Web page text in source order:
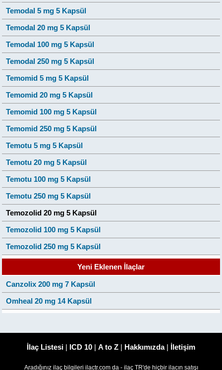
Temodal 5 mg 5 Kapsül
Temodal 20 mg 5 Kapsül
Temodal 100 mg 5 Kapsül
Temodal 250 mg 5 Kapsül
Temomid 5 mg 5 Kapsül
Temomid 20 mg 5 Kapsül
Temomid 100 mg 5 Kapsül
Temomid 250 mg 5 Kapsül
Temotu 5 mg 5 Kapsül
Temotu 20 mg 5 Kapsül
Temotu 100 mg 5 Kapsül
Temotu 250 mg 5 Kapsül
Temozolid 20 mg 5 Kapsül
Temozolid 100 mg 5 Kapsül
Temozolid 250 mg 5 Kapsül
Yeni Eklenen İlaçlar
Canzolix 200 mg 7 Kapsül
Omheal 20 mg 14 Kapsül
İlaç Listesi | ICD 10 | A to Z | Hakkımızda| İletişim
Aradığınız ilaç bilgileri ilactr.com da - ilaç TR'de hiçbir ilacın satışı